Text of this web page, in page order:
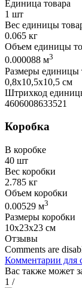
Единица товара
1 шт
Вес единицы
0.065 кг
Объем единицы
0.000088 м3
Размеры единицы
0,8х10,5х10,5 см
Штрихкод
4606008633521
Коробка
В коробке
40 шт
Вес коробки
2.785 кг
Объем коробки
0.00529 м3
Размеры коробки
10х23х23 см
Отзывы
Comments are
Комментарии для
Вас также может
1 /